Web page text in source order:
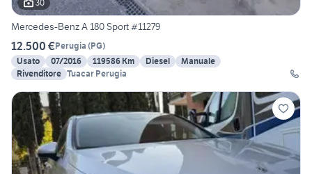
30
Mercedes-Benz A 180 Sport #11279
12.500 €Perugia (PG)
Usato
07/2016 119586 Km Diesel
Manuale
Rivenditore Tuacar Perugia